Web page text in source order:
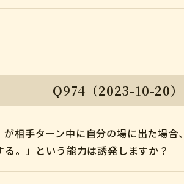
Q974（2023-10-20）
相手ターン中に自分の場に出た場
。」という能力は誘発しますか？